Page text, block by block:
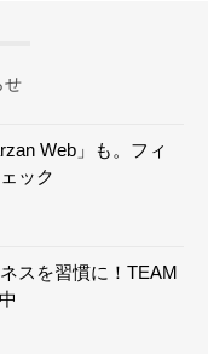
せ
Web」も。フィ
ック
スを習慣に！TEAM